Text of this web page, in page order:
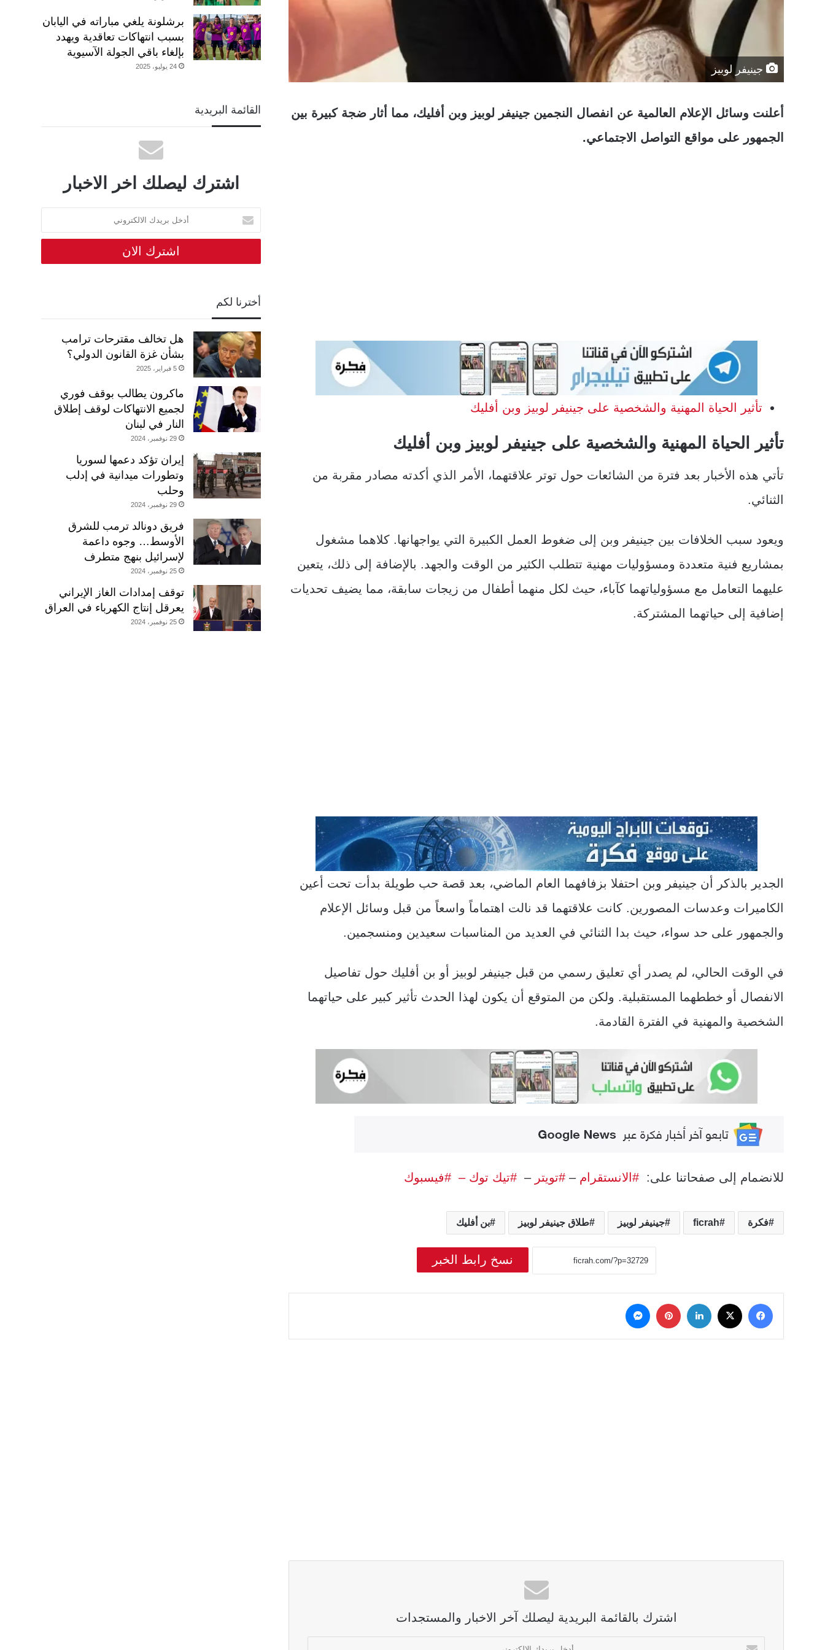
جينيفر لوبيز
أعلنت وسائل الإعلام العالمية عن انفصال النجمين جينيفر لوبيز وبن أفليك، مما أثار ضجة كبيرة بين
الجمهور على مواقع التواصل الاجتماعي.
تأثير الحياة المهنية والشخصية على جينيفر لوبيز وبن أفليك
تأثير الحياة المهنية والشخصية على جينيفر لوبيز وبن أفليك
تأتي هذه الأخبار بعد فترة من الشائعات حول توتر علاقتهما، الأمر الذي أكدته مصادر مقربة من
الثنائي.
ويعود سبب الخلافات بين جينيفر وبن إلى ضغوط العمل الكبيرة التي يواجهانها. كلاهما مشغول
بمشاريع فنية متعددة ومسؤوليات مهنية تتطلب الكثير من الوقت والجهد. بالإضافة إلى ذلك، يتعين
عليهما التعامل مع مسؤولياتهما كآباء، حيث لكل منهما أطفال من زيجات سابقة، مما يضيف تحديات
إضافية إلى حياتهما المشتركة.
الجدير بالذكر أن جينيفر وبن احتفلا بزفافهما العام الماضي، بعد قصة حب طويلة بدأت تحت أعين
الكاميرات وعدسات المصورين. كانت علاقتهما قد نالت اهتماماً واسعاً من قبل وسائل الإعلام
والجمهور على حد سواء، حيث بدا الثنائي في العديد من المناسبات سعيدين ومنسجمين.
في الوقت الحالي، لم يصدر أي تعليق رسمي من قبل جينيفر لوبيز أو بن أفليك حول تفاصيل
الانفصال أو خططهما المستقبلية. ولكن من المتوقع أن يكون لهذا الحدث تأثير كبير على حياتهما
الشخصية والمهنية في الفترة القادمة.
للانضمام إلى صفحاتنا على: #الانستقرام – #تويتر – #تيك توك – #فيسبوك
فكرة ficrah جينيفر لوبيز طلاق جينيفر لوبيز بن أفليك
نسخ رابط الخبر
فيسبوك لينكدإن بينتيريست
اشترك بالقائمة البريدية ليصلك آخر الاخبار والمستجدات
أدخل
برشلونة يلغي مباراته في اليابان
بسبب انتهاكات تعاقدية ويهدد
بإلغاء باقي الجولة الآسيوية
24 يوليو، 2025
القائمة البريدية
اشترك ليصلك اخر الاخبار
أدخل
بريدك
الالكتروني
أخترنا لكم
هل تخالف مقترحات ترامب
بشأن غزة القانون الدولي؟
5 فبراير، 2025
ماكرون يطالب بوقف فوري
لجميع الانتهاكات لوقف إطلاق
النار في لبنان
29 نوفمبر، 2024
إيران تؤكد دعمها لسوريا
وتطورات ميدانية في إدلب
وحلب
29 نوفمبر، 2024
فريق دونالد ترمب للشرق
الأوسط… وجوه داعمة
لإسرائيل بنهج متطرف
25 نوفمبر، 2024
توقف إمدادات الغاز الإيراني
يعرقل إنتاج الكهرباء في العراق
25 نوفمبر، 2024